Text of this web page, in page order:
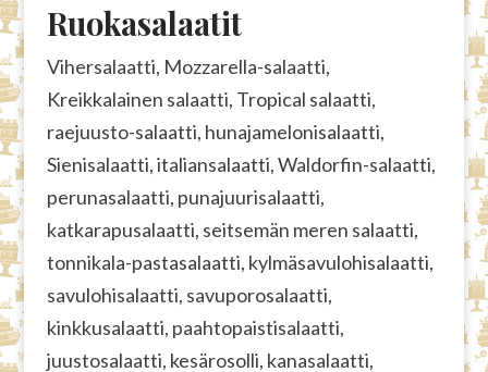
Ruokasalaatit
Vihersalaatti, Mozzarella-salaatti,
Kreikkalainen salaatti, Tropical salaatti,
raejuusto-salaatti, hunajamelonisalaatti,
Sienisalaatti, italiansalaatti, Waldorfin-salaatti,
perunasalaatti, punajuurisalaatti,
katkarapusalaatti, seitsemän meren salaatti,
tonnikala-pastasalaatti, kylmäsavulohisalaatti,
savulohisalaatti, savuporosalaatti,
kinkkusalaatti, paahtopaistisalaatti,
juustosalaatti, kesärosolli, kanasalaatti,